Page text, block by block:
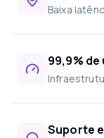
Baixa
99,9% de
Suporte